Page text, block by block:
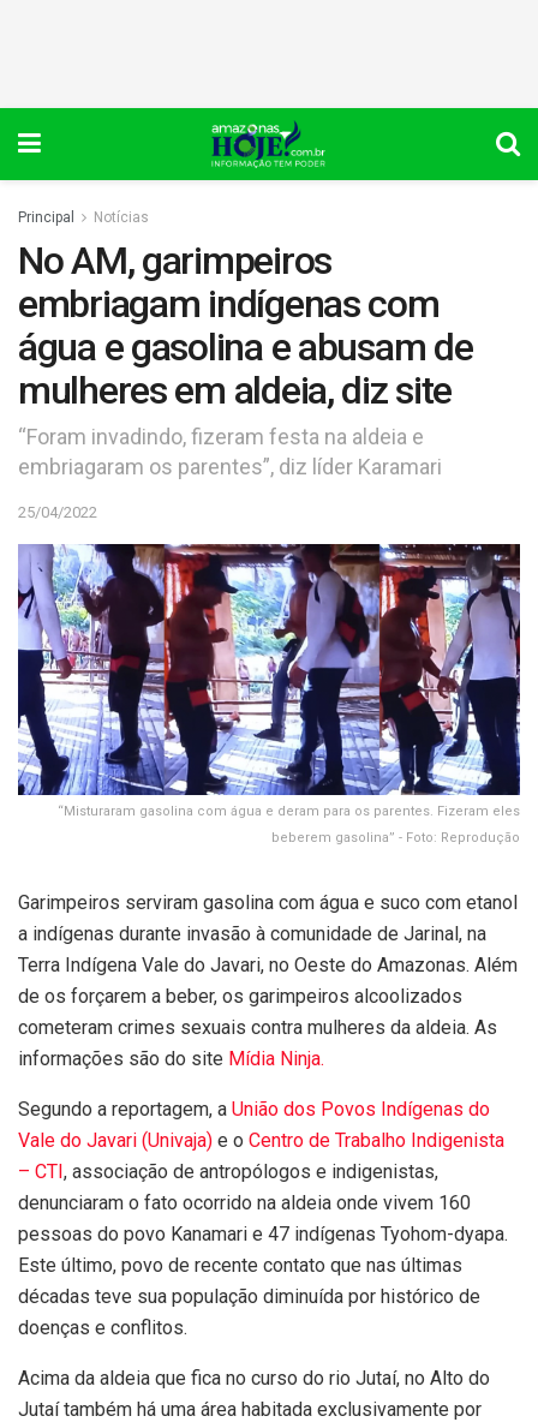
Principal Notícias
No AM, garimpeiros
embriagam indígenas com
água e gasolina e abusam de
mulheres em aldeia, diz site
“Foram invadindo, fizeram festa na aldeia e
embriagaram os parentes”, diz líder Karamari
25/04/2022
“Misturaram gasolina com água e deram para os parentes. Fizeram eles
beberem gasolina” - Foto: Reprodução
Garimpeiros serviram gasolina com água e suco com etanol
a indígenas durante invasão à comunidade de Jarinal, na
Terra Indígena Vale do Javari, no Oeste do Amazonas. Além
de os forçarem a beber, os garimpeiros alcoolizados
cometeram crimes sexuais contra mulheres da aldeia. As
informações são do site Mídia Ninja.
Segundo a reportagem, a União dos Povos Indígenas do
Vale do Javari (Univaja) e o Centro de Trabalho Indigenista
– CTI, associação de antropólogos e indigenistas,
denunciaram o fato ocorrido na aldeia onde vivem 160
pessoas do povo Kanamari e 47 indígenas Tyohom-dyapa.
Este último, povo de recente contato que nas últimas
décadas teve sua população diminuída por histórico de
doenças e conflitos.
Acima da aldeia que fica no curso do rio Jutaí, no Alto do
Jutaí também há uma área habitada exclusivamente por